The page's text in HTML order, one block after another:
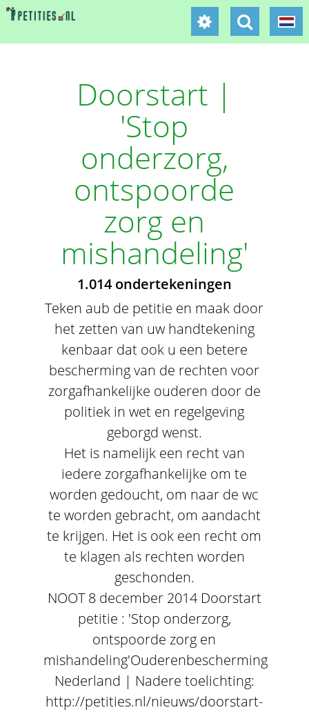
Doorstart |
'Stop
onderzorg,
ontspoorde
zorg en
mishandeling'
1.014 ondertekeningen
Teken aub de petitie en maak door
het zetten van uw handtekening
kenbaar dat ook u een betere
bescherming van de rechten voor
zorgafhankelijke ouderen door de
politiek in wet en regelgeving
geborgd wenst.
Het is namelijk een recht van
iedere zorgafhankelijke om te
worden gedoucht, om naar de wc
te worden gebracht, om aandacht
te krijgen. Het is ook een recht om
te klagen als rechten worden
geschonden.
NOOT 8 december 2014 Doorstart
petitie : 'Stop onderzorg,
ontspoorde zorg en
mishandeling'Ouderenbescherming
Nederland | Nadere toelichting:
http://petities.nl/nieuws/doorstart-